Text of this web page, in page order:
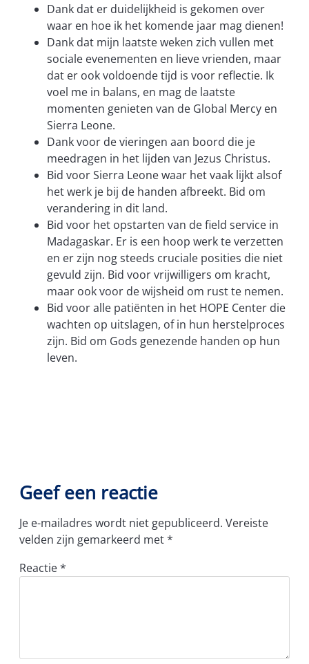
Dank dat er duidelijkheid is gekomen over
waar en hoe ik het komende jaar mag dienen!
Dank dat mijn laatste weken zich vullen met
sociale evenementen en lieve vrienden, maar
dat er ook voldoende tijd is voor reflectie. Ik
voel me in balans, en mag de laatste
momenten genieten van de Global Mercy en
Sierra Leone.
Dank voor de vieringen aan boord die je
meedragen in het lijden van Jezus Christus.
Bid voor Sierra Leone waar het vaak lijkt alsof
het werk je bij de handen afbreekt. Bid om
verandering in dit land.
Bid voor het opstarten van de field service in
Madagaskar. Er is een hoop werk te verzetten
en er zijn nog steeds cruciale posities die niet
gevuld zijn. Bid voor vrijwilligers om kracht,
maar ook voor de wijsheid om rust te nemen.
Bid voor alle patiënten in het HOPE Center die
wachten op uitslagen, of in hun herstelproces
zijn. Bid om Gods genezende handen op hun
leven.
Geef een reactie
Je e-mailadres wordt niet gepubliceerd. Vereiste
velden zijn gemarkeerd met*
Reactie*